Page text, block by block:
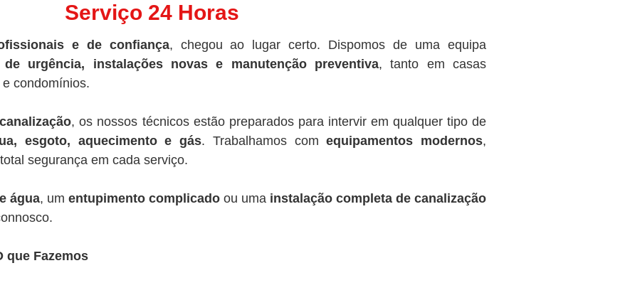
Serviço 24 Horas
e de confiança, chegou ao lugar certo. Dispomos de uma equipa
de urgência, instalações novas e manutenção preventiva, tanto em casas
condomínios.
, os nossos técnicos estão preparados para intervir em qualquer tipo de
esgoto, aquecimento e gás. Trabalhamos comequipamentos modernos,
segurança em cada serviço.
água, um entupimento complicado ou uma instalação completa de canalização
que Fazemos